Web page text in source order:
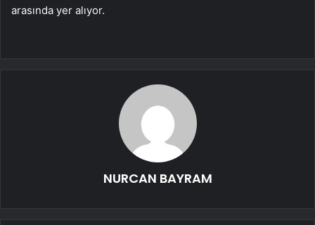
arasında yer alıyor.
NURCAN BAYRAM